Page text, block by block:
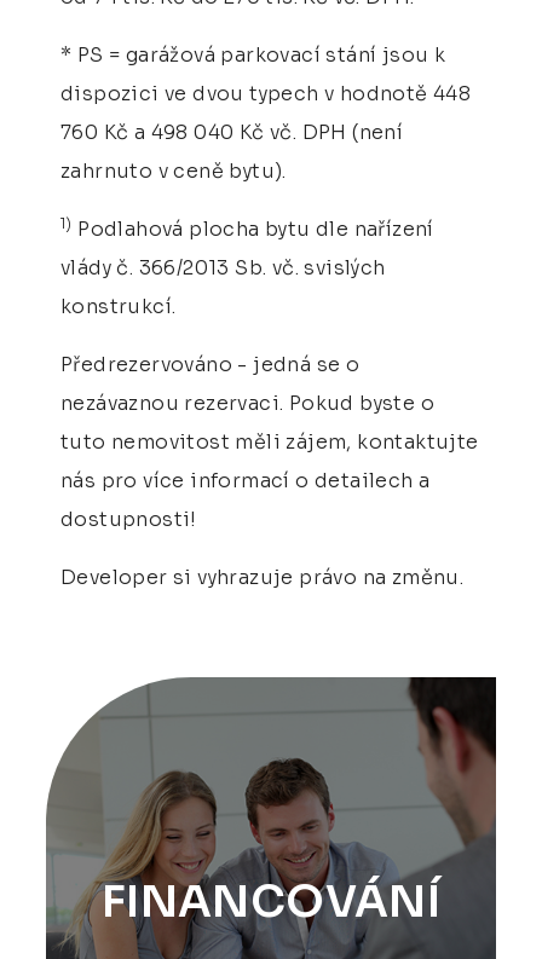
* PS = garážová parkovací stání jsou k
dispozici ve dvou typech v hodnotě 448
760 Kč a 498 040 Kč vč. DPH (není
zahrnuto v ceně bytu).
1) Podlahová plocha bytu dle nařízení
vlády č. 366/2013 Sb. vč. svislých
konstrukcí.
Předrezervováno - jedná se o
nezávaznou rezervaci. Pokud byste o
tuto nemovitost měli zájem, kontaktujte
nás pro více informací o detailech a
dostupnosti!
Developer si vyhrazuje právo na změnu.
FINANCOVÁNÍ